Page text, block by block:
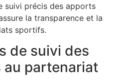
suivi précis des apports
la transparence et la
sportifs.
de suivi des
au partenariat